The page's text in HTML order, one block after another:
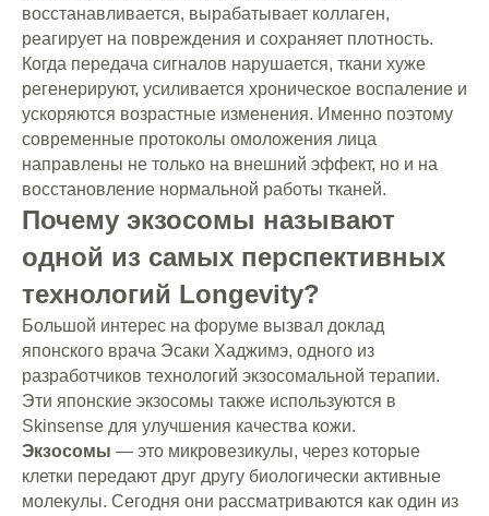
восстанавливается, вырабатывает коллаген,
реагирует на повреждения и сохраняет плотность.
Когда передача сигналов нарушается, ткани хуже
регенерируют, усиливается хроническое воспаление и
ускоряются возрастные изменения. Именно поэтому
современные протоколы омоложения лица
направлены не только на внешний эффект, но и на
восстановление нормальной работы тканей.
Почему экзосомы называют
одной из самых перспективных
технологий Longevity?
Большой интерес на форуме вызвал доклад
японского врача Эсаки Хаджимэ, одного из
разработчиков технологий экзосомальной терапии.
Эти японские экзосомы также используются в
Skinsense для улучшения качества кожи.
Экзосомы — это микровезикулы, через которые
клетки передают друг другу биологически активные
молекулы. Сегодня они рассматриваются как один из